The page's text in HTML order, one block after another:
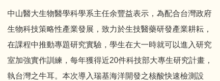
中山醫大生物醫學科學系主任余豐益表示，為配合台灣政府
生物科技策略性產業發展，致力於生技醫藥研發產業耕耘，
在課程中推動專題研究實驗，學生在大一時就可以進入研究
室加強實作訓練，每年獲得近20件科技部大專生研究計畫，
執台灣之牛耳。本次導入瑞基海洋開發之核酸快速檢測設